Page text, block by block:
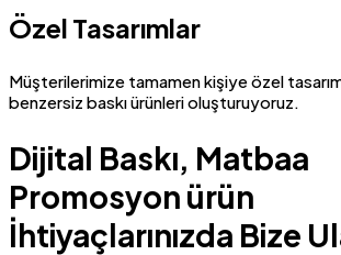
Özel Tasarımlar
Müşterilerimize tamamen kişiye özel
benzersiz baskı ürünleri oluşturuyoruz.
Dijital Baskı, Matbaa
Promosyon ürün
İhtiyaçlarınızda Bize